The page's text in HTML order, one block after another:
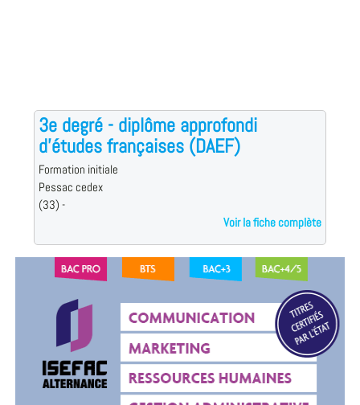
3e degré - diplôme approfondi
d'études françaises (DAEF)
Formation initiale
Pessac cedex
(33) -
Voir la fiche complète